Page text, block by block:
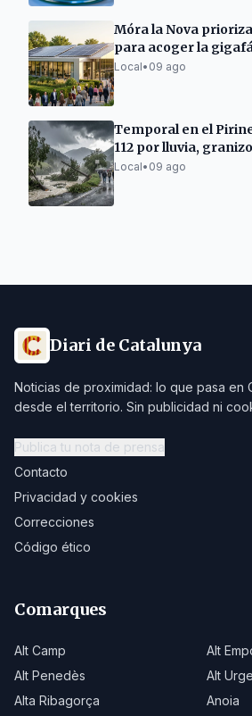
Móra la Nova
para acoger la
Local• 09 ago
Temporal en el
112 por lluvia,
Local• 09 ago
Diari de Catalunya
Noticias de proximidad: lo que pasa en
desde el territorio. Sin publicidad ni
Publica tu nota de prensa
Contacto
Privacidad y cookies
Correcciones
Código ético
Comarques
Alt Camp
Alt
Alt Penedès
Alt
Alta Ribagorça
Anoia